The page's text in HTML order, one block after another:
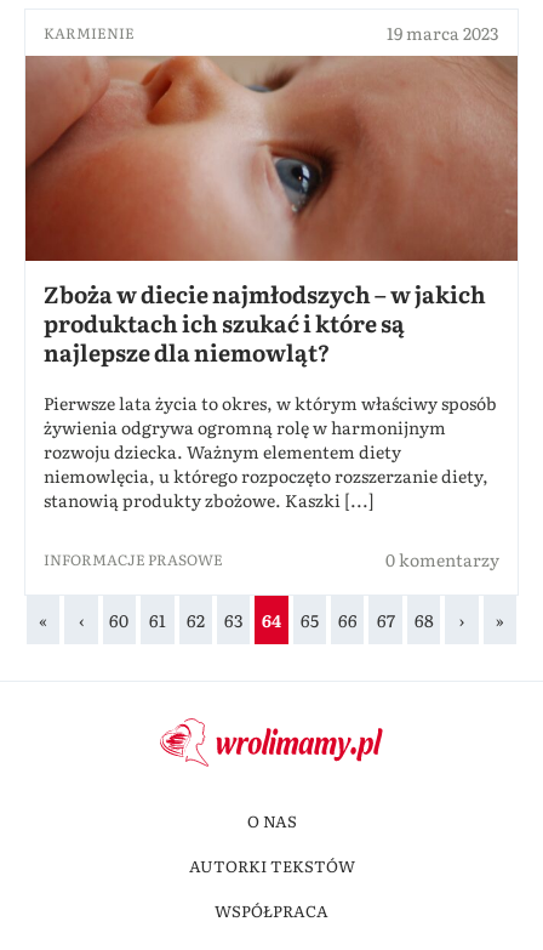
KARMIENIE 19 marca 2023
Zboża w diecie najmłodszych – w jakich
produktach ich szukać i które są
najlepsze dla niemowląt?
Pierwsze lata życia to okres, w którym właściwy sposób
żywienia odgrywa ogromną rolę w harmonijnym
rozwoju dziecka. Ważnym elementem diety
niemowlęcia, u którego rozpoczęto rozszerzanie diety,
stanowią produkty zbożowe. Kaszki [...]
INFORMACJE PRASOWE 0 komentarzy
« ‹ 60 61 62 63 64 65 66 67 68 › »
O NAS
AUTORKI TEKSTÓW
WSPÓŁPRACA